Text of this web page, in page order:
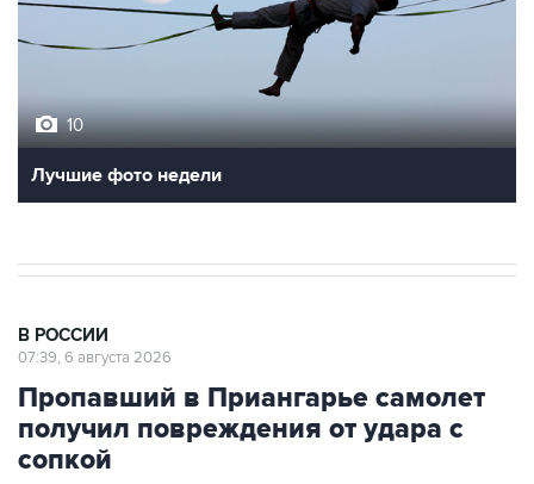
10
Лучшие фото недели
В РОССИИ
07:39, 6 августа 2026
Пропавший в Приангарье самолет
получил повреждения от удара с
сопкой